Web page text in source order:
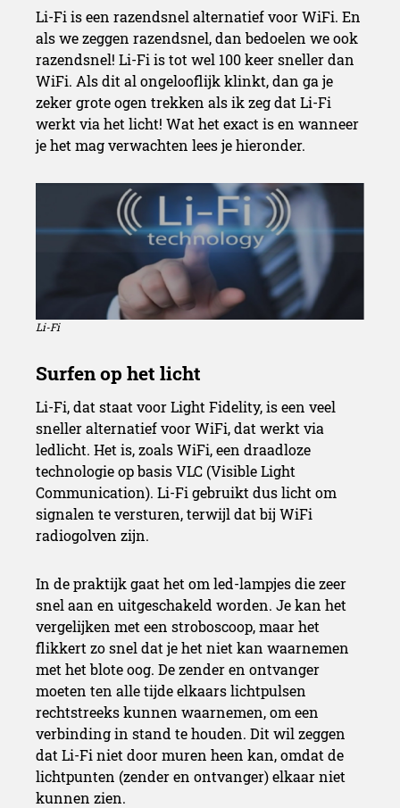
Li-Fi is een razendsnel alternatief voor WiFi. En
als we zeggen razendsnel, dan bedoelen we ook
razendsnel! Li-Fi is tot wel 100 keer sneller dan
WiFi. Als dit al ongelooflijk klinkt, dan ga je
zeker grote ogen trekken als ik zeg dat Li-Fi
werkt via het licht! Wat het exact is en wanneer
je het mag verwachten lees je hieronder.
Li-Fi
Li-Fi, dat staat voor Light Fidelity, is een veel
sneller alternatief voor WiFi, dat werkt via
ledlicht. Het is, zoals WiFi, een draadloze
technologie op basis VLC (Visible Light
Communication). Li-Fi gebruikt dus licht om
signalen te versturen, terwijl dat bij WiFi
radiogolven zijn.
In de praktijk gaat het om led-lampjes die zeer
snel aan en uitgeschakeld worden. Je kan het
vergelijken met een stroboscoop, maar het
flikkert zo snel dat je het niet kan waarnemen
met het blote oog. De zender en ontvanger
moeten ten alle tijde elkaars lichtpulsen
rechtstreeks kunnen waarnemen, om een
verbinding in stand te houden. Dit wil zeggen
dat Li-Fi niet door muren heen kan, omdat de
lichtpunten (zender en ontvanger) elkaar niet
kunnen zien.